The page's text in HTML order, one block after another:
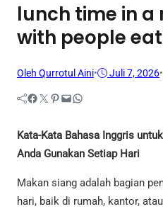
lunch time in
with people
Oleh Qurrotul Aini• Juli 7, 2026•
Facebook Twitter Pinterest Mail WhatsApp
Kata-Kata Bahasa Inggris
Anda Gunakan Setiap Hari
Makan siang adalah bagian
hari, baik di rumah, kantor,